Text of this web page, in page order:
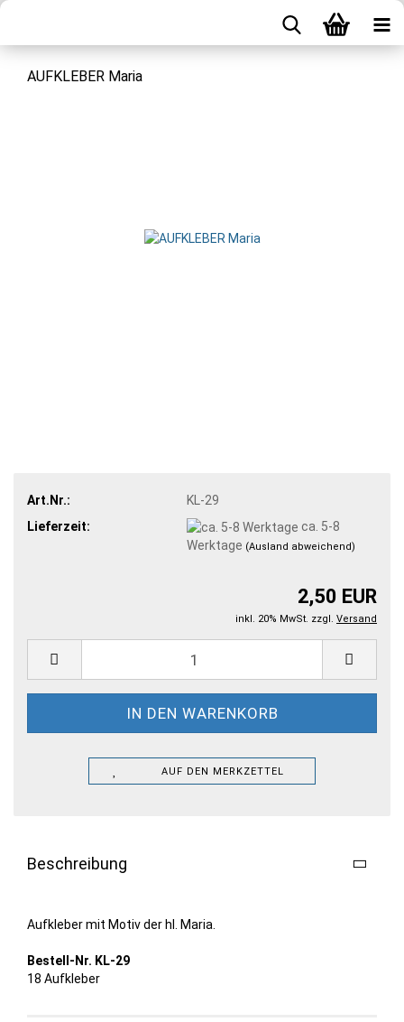
AUFKLEBER Maria
Art.Nr.:
KL-29
Lieferzeit:
ca. 5-8
Werktage (Ausland abweichend)
2,50 EUR
inkl. 20% MwSt. zzgl. Versand
AUF DEN MERKZETTEL
Beschreibung
Aufkleber mit Motiv der hl. Maria.
Bestell-Nr. KL-29
18 Aufkleber